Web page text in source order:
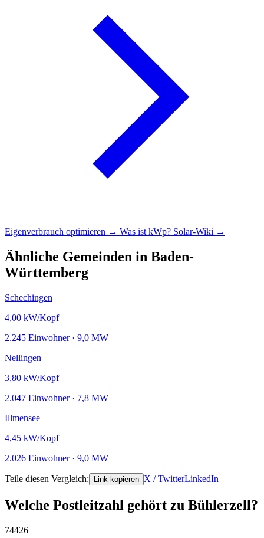
Eigenverbrauch optimieren → Was ist kWp? Solar-Wiki →
Ähnliche Gemeinden in Baden-
Württemberg
Schechingen
4,00 kW/Kopf
2.245 Einwohner · 9,0 MW
Nellingen
3,80 kW/Kopf
2.047 Einwohner · 7,8 MW
Illmensee
4,45 kW/Kopf
2.026 Einwohner · 9,0 MW
Teile diesen Vergleich: Link kopieren X / TwitterLinkedIn
Welche Postleitzahl gehört zu Bühlerzell?
74426